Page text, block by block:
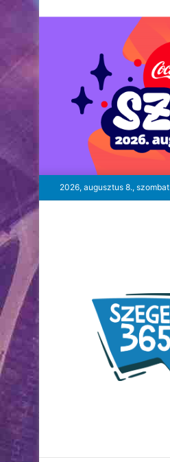
2026, augusztus 8., szombat